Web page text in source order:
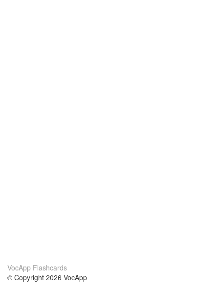
VocApp Flashcards
© Copyright 2026 VocApp